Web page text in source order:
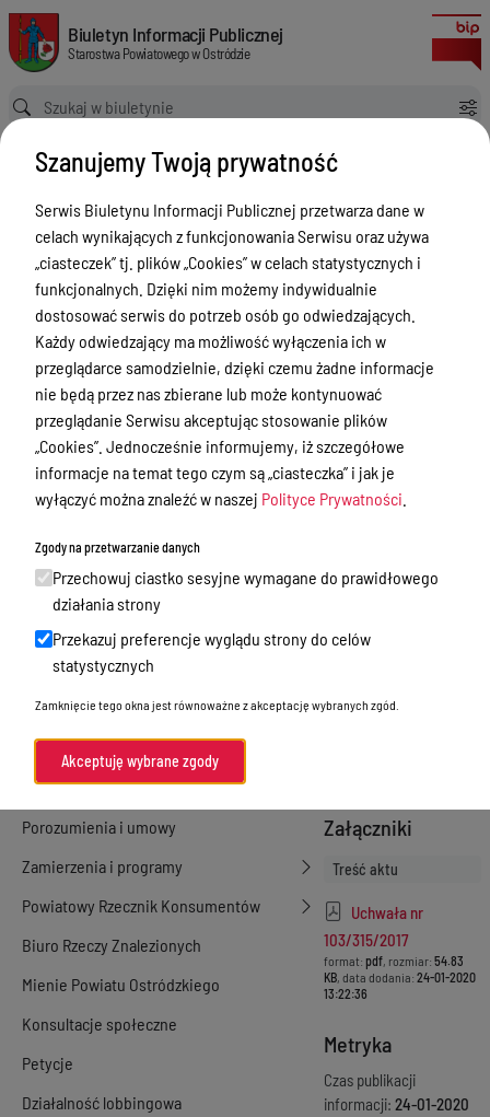
w sprawie powołania komisji przetargowej
Biuletyn Informacji Publicznej Starostwa Powiatowego w Ostródzie
Biuletyn Informacji Publicznej
Starostwa Powiatowego w Ostródzie
Ścieżka powrotu
Strona główna
Akty prawne
w sprawie powołania komisji przetargowej
Akty prawne
Menu Przedmiotowe
Starostwo Powiatowe
Poradnik Interesanta
Informacje o naborze
Zamówienia Publiczne
Tablica ogłoszeń
Dyżury Aptek w Powiecie Ostródzkim
Akty Prawne
Rejestry, ewidencje i archiwa
Budżet
Organizacja działania samorządu
powiatowego
Organy Powiatu
Oświadczenia majątkowe
Porozumienia i umowy
Zamierzenia i programy
Powiatowy Rzecznik Konsumentów
Biuro Rzeczy Znalezionych
Mienie Powiatu Ostródzkiego
Konsultacje społeczne
Petycje
Działalność lobbingowa
Wersja obowiązująca
z dnia24-01-2020
13:22:36
Drukuj
w sprawie
powołania
komisji
przetargowej
Numer aktu
Uchwały Zarządu
Data podjęcia
życie
Załączniki
Treść aktu
Uchwała nr
103/315/2017
format: pdf, rozmiar: 54.83
KB, data dodania: 24-01-2020
13:22:36
Metryka
Czas publikacji
informacji: 24-01-2020
Szanujemy Twoją prywatność
Serwis Biuletynu Informacji Publicznej przetwarza dane w
celach wynikających z funkcjonowania Serwisu oraz używa
„ciasteczek” tj. plików „Cookies” w celach statystycznych i
funkcjonalnych. Dzięki nim możemy indywidualnie
dostosować serwis do potrzeb osób go odwiedzających.
Każdy odwiedzający ma możliwość wyłączenia ich w
przeglądarce samodzielnie, dzięki czemu żadne informacje
nie będą przez nas zbierane lub może kontynuować
przeglądanie Serwisu akceptując stosowanie plików
„Cookies”. Jednocześnie informujemy, iż szczegółowe
informacje na temat tego czym są „ciasteczka” i jak je
wyłączyć można znaleźć w naszej Polityce Prywatności
Zgody na przetwarzanie danych
Przechowuj ciastko sesyjne wymagane do prawidłowego
działania strony
Przekazuj preferencje wyglądu strony do celów
statystycznych
Zamknięcie tego okna jest równoważne z akceptację wybranych zgód.
Akceptuję wybrane zgody